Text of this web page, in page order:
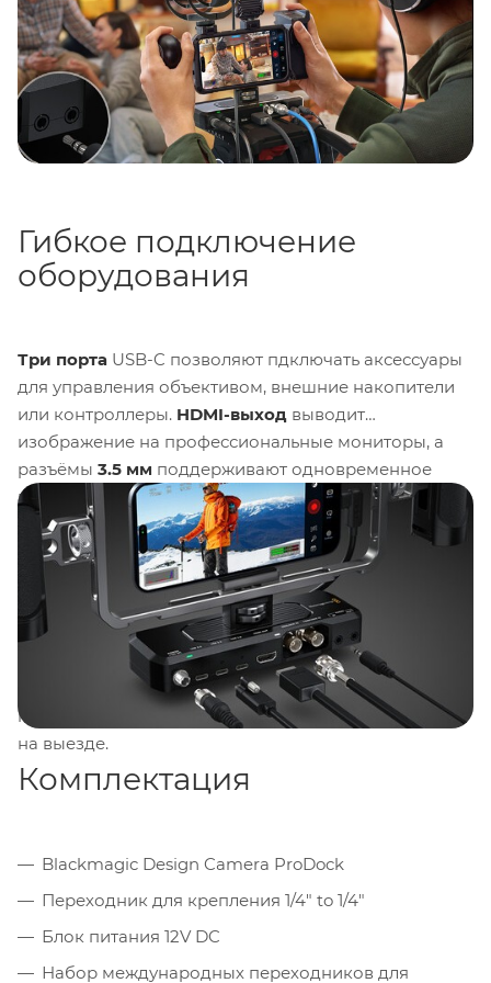
Гибкое подключение
оборудования
Три порта USB-C позволяют пдключать аксессуары
для управления объективом, внешние накопители
или контроллеры. HDMI-выход выводит
изображение на профессиональные мониторы, а
разъёмы 3.5 мм поддерживают одновременное
подключение микрофона и наушников для
контроля звука. Все интерфейсы оптимизированы
для работы в мобильных и стационарных условиях.
Корпус ProDock оснащён резьбами1/4"-20
верхней и нижней поверхностях, что позволяет
монтировать устройство на штативы, риги или
стабилизаторы. В комплект входит переходник 1/4"
to 1/4", обеспечивающий максимальную гибкость
при сборке съёмочных конфигураций в студии или
на выезде.
Комплектация
Blackmagic Design Camera ProDock
Переходник для крепления 1/4" to 1/4"
Блок питания 12V DC
Набор международных переходников для